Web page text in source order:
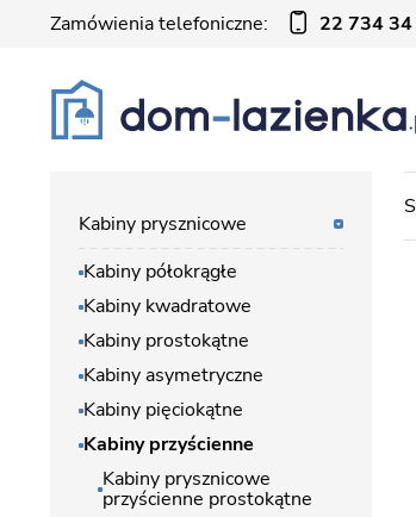
Zamówienia telefoniczne: 22 734
Kabiny prysznicowe
Kabiny półokrągłe
Kabiny kwadratowe
Kabiny prostokątne
Kabiny asymetryczne
Kabiny pięciokątne
Kabiny przyścienne
Kabiny prysznicowe
przyścienne prostokątne